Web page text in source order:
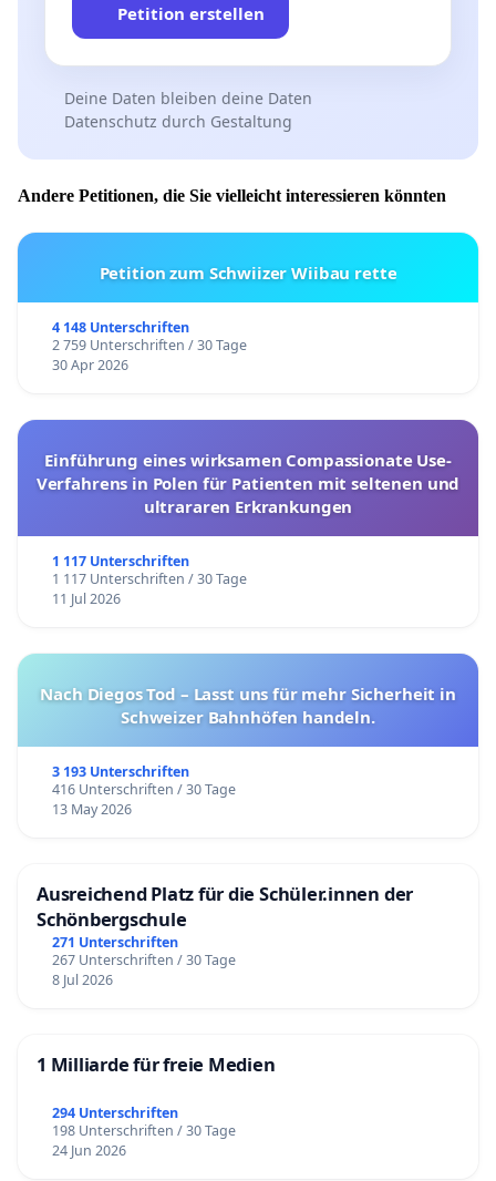
Petition erstellen
Deine Daten bleiben deine Daten
Datenschutz durch Gestaltung
Andere Petitionen, die Sie vielleicht interessieren könnten
Petition zum Schwiizer Wiibau rette
4 148 Unterschriften
2 759 Unterschriften / 30 Tage
30 Apr 2026
Einführung eines wirksamen Compassionate Use-
Verfahrens in Polen für Patienten mit seltenen und
ultrararen Erkrankungen
1 117 Unterschriften
1 117 Unterschriften / 30 Tage
11 Jul 2026
Nach Diegos Tod – Lasst uns für mehr Sicherheit in
Schweizer Bahnhöfen handeln.
3 193 Unterschriften
416 Unterschriften / 30 Tage
13 May 2026
Ausreichend Platz für die Schüler.innen der
Schönbergschule
271 Unterschriften
267 Unterschriften / 30 Tage
8 Jul 2026
1 Milliarde für freie Medien
294 Unterschriften
198 Unterschriften / 30 Tage
24 Jun 2026